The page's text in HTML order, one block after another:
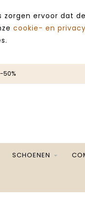
ervoor dat
cookie- en
SALE -50%
SCHOENEN